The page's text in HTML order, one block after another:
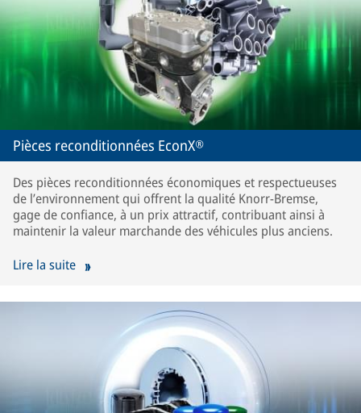
Pièces reconditionnées EconX®
Des pièces reconditionnées économiques et respectueuses
de l’environnement qui offrent la qualité Knorr-Bremse,
gage de confiance, à un prix attractif, contribuant ainsi à
maintenir la valeur marchande des véhicules plus anciens.
Lire la suite